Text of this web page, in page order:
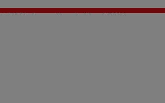
🔥SALDI : Ancora più prodotti fino al -60%*>